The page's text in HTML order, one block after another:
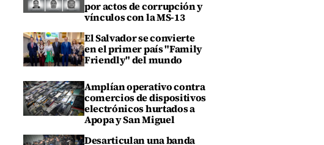
por actos de corrupción y
vínculos con la MS-13
El Salvador se convierte
en el primer país "Family
Friendly" del mundo
Amplían operativo contra
comercios de dispositivos
electrónicos hurtados a
Apopa y San Miguel
Desarticulan una banda